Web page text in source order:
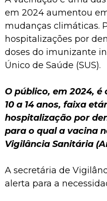
em 2024 aumentou
mudanças climáticas.
hospitalizações por
doses do imunizante
Único de Saúde (SUS).
O público, em 2024,
10 a 14 anos, faixa
hospitalização por
para o qual a vacina
Vigilância Sanitária
A secretária de
alerta para a